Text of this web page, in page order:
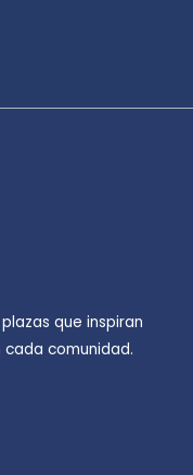
que inspiran
comunidad.